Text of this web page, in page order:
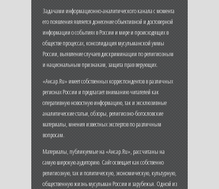
Задачами информационно-аналитического канала с момента
его появления является донесение объективной и достоверной
информации о событиях в России и мире и происходящих в
обществе процессах, консолидация мусульманской уммы
России, выявление случаев дискриминации по религиозным
и национальным признакам, защита прав верующих.
«Ансар.Ru» имеет собственных корреспондентов в различных
регионах России и предлагает вниманию читателей как
оперативную новостную информацию, так и эксклюзивные
аналитические статьи, обзоры, религиозно-богословские
материалы, мнения известных экспертов по различным
вопросам.
Материалы, публикуемые на «Ансар.Ru», рассчитаны на
самую широкую аудиторию. Сайт освещает как собственно
религиозную, так и политическую, экономическую, культурную,
общественную жизнь мусульман России и зарубежья. Одной из